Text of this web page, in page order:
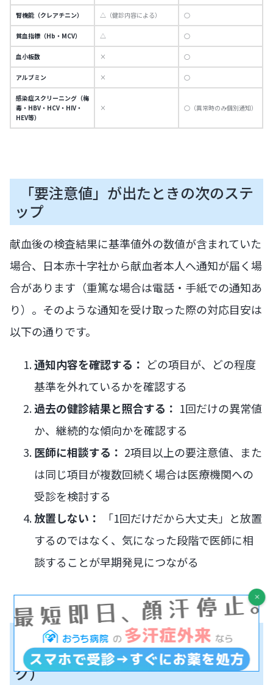
腎機能（クレアチニン） △（健診内容による） ○
貧血指標（Hb・MCV） △ ○
血小板数 × ○
アルブミン × ○
感染症スクリーニング（梅
毒・HBV・HCV・HIV・
HEV等）
× ○（異常時のみ個別通知）
「要注意値」が出たときの次のステ
ップ
献血後の検査結果に基準値外の数値が含まれていた
場合、日本赤十字社から献血者本人へ通知が届く場
合があります（重篤な場合は電話・手紙での通知あ
り）。そのような通知を受け取った際の対応目安は
以下の通りです。
通知内容を確認する： どの項目が、どの程度
基準を外れているかを確認する
過去の健診結果と照合する： 1回だけの異常値
か、継続的な傾向かを確認する
医師に相談する： 2項目以上の要注意値、また
は同じ項目が複数回続く場合は医療機関への
受診を検討する
放置しない：
「1回だけだから大丈夫」と放置
するのではなく、気になった段階で医師に相
談することが早期発見につながる
こんな方は血液検査の結果を医師に
相談しませんか？（セルフチェッ
ク）